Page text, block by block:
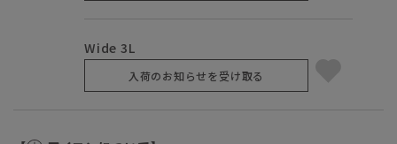
Wide 3L
入荷のお知らせを受け取る